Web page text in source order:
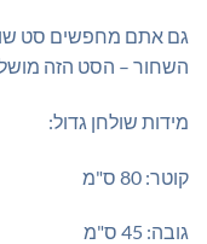
גם אתם מחפשים סט
השחור – הסט הזה
מידות שולחן גדול:
קוטר: 80 ס"מ
גובה: 45 ס"מ